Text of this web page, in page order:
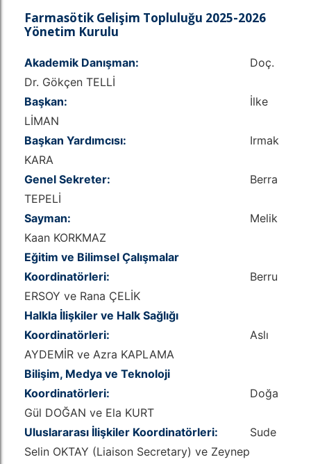
Farmasötik Gelişim Topluluğu 2025-2026
Yönetim Kurulu
Akademik Danışman:
Doç.
Dr. Gökçen TELLİ
Başkan:
İlke
LİMAN
Başkan Yardımcısı:
Irmak
KARA
Genel Sekreter:
Berra
TEPELİ
Sayman:
Melik
Kaan KORKMAZ
Eğitim ve Bilimsel Çalışmalar
Koordinatörleri:
Berru
ERSOY ve Rana ÇELİK
Halkla İlişkiler ve Halk Sağlığı
Koordinatörleri:
Aslı
AYDEMİR ve Azra KAPLAMA
Bilişim, Medya ve Teknoloji
Koordinatörleri:
Doğa
Gül DOĞAN ve Ela KURT
Uluslararası İlişkiler Koordinatörleri:
Sude
Selin OKTAY (Liaison Secretary) ve Zeynep